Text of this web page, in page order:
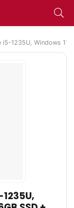
1235U, Windows 11